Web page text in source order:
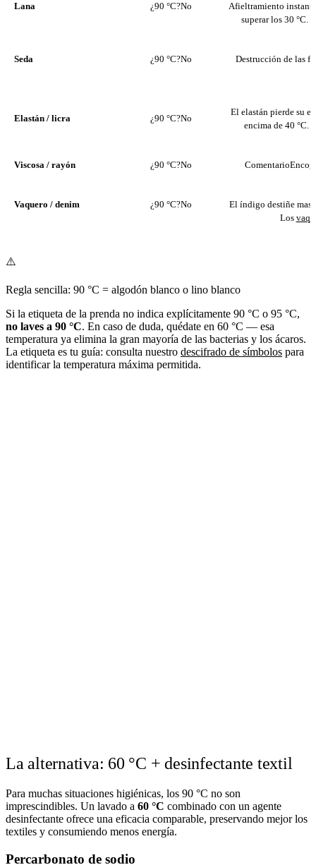
Lana ¿90 °C?No
Afieltramiento
superar los 30 °C.
Seda ¿90 °C?No
Destrucción de las
Elastán / licra ¿90 °C?No
El elastán pierde su
encima de 40 °C.
Viscosa / rayón ¿90 °C?No Comentario
Vaquero / denim ¿90 °C?No
El índigo destiñe
Los
⚠️
Regla sencilla: 90 °C = algodón blanco o lino blanco
Si la etiqueta de la prenda no indica explícitamente 90 °C o 95 °C,
no laves a 90 °C. En caso de duda, quédate en 60 °C — esa
temperatura ya elimina la gran mayoría de las bacterias y los ácaros.
La etiqueta es tu guía: consulta nuestro descifrado de símbolos para
identificar la temperatura máxima permitida.
La alternativa: 60 °C + desinfectante textil
Para muchas situaciones higiénicas, los 90 °C no son
imprescindibles. Un lavado a 60 °C combinado con un agente
desinfectante ofrece una eficacia comparable, preservando mejor los
textiles y consumiendo menos energía.
Percarbonato de sodio